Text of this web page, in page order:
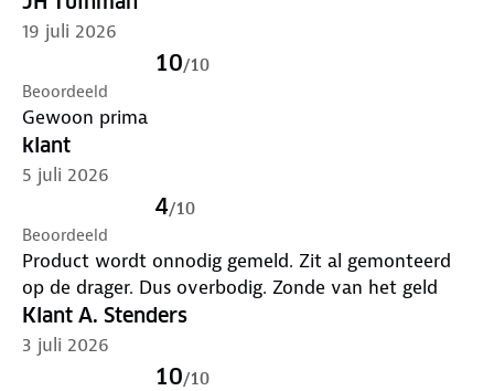
19 juli 2026
10/10
Beoordeeld
Gewoon prima
klant
5 juli 2026
4/10
Beoordeeld
Product wordt onnodig gemeld. Zit al gemonteerd
op de drager. Dus overbodig. Zonde van het geld
Klant A. Stenders
3 juli 2026
10/10